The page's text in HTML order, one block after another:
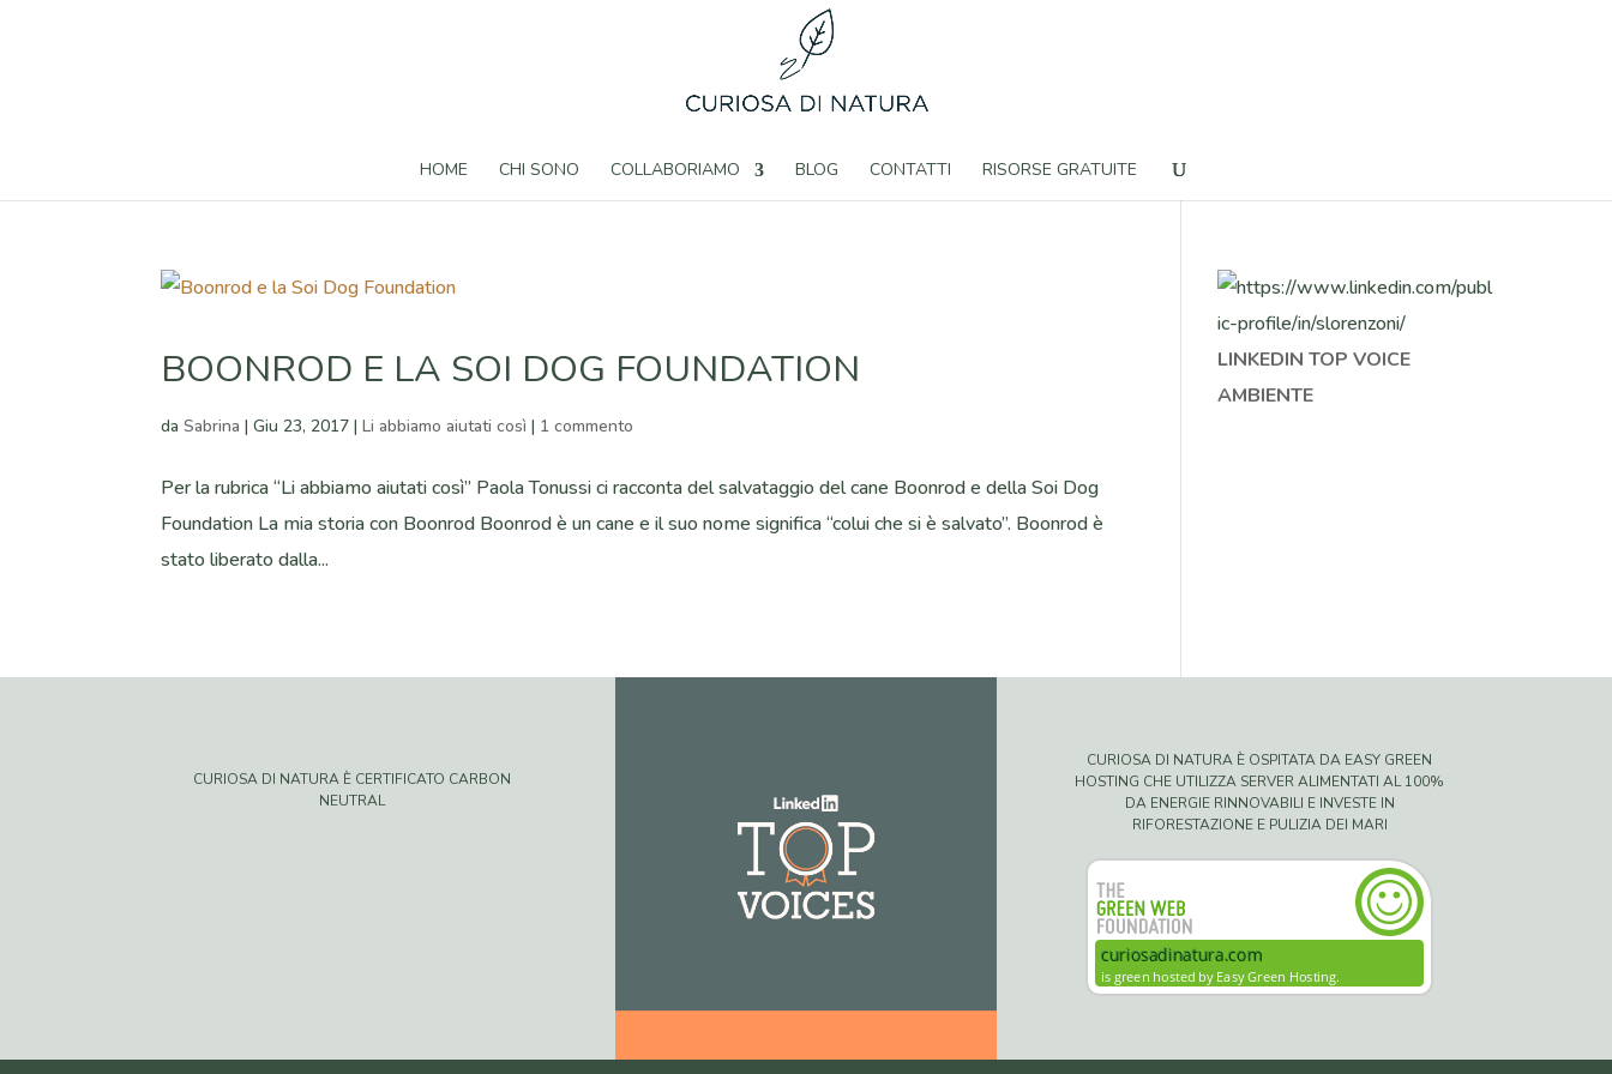
HOME CHI SONO COLLABORIAMO BLOG CONTATTI RISORSE GRATUITE
BOONROD E LA SOI DOG FOUNDATION
daSabrina |Giu 23, 2017 |Li abbiamo aiutati così | 1 commento
Per la rubrica “Li abbiamo aiutati così” Paola Tonussi ci racconta del salvataggio del cane Boonrod e della Soi Dog
Foundation La mia storia con Boonrod Boonrod è un cane e il suo nome significa “colui che si è salvato”. Boonrod è
stato liberato dalla...
LINKEDIN TOP VOICE
AMBIENTE
CURIOSA DI NATURA È CERTIFICATO CARBON
NEUTRAL
CURIOSA DI NATURA È OSPITATA DA EASY GREEN
HOSTING CHE UTILIZZA SERVER ALIMENTATI AL 100%
DA ENERGIE RINNOVABILI E INVESTE IN
RIFORESTAZIONE E PULIZIA DEI MARI